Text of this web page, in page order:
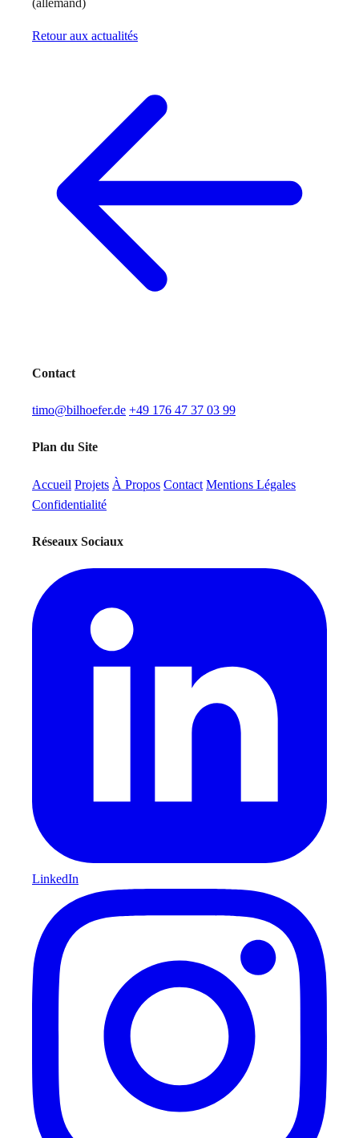
Retour aux actualités
Contact
timo@bilhoefer.de +49 176 47 37 03 99
Plan du Site
Accueil Projets À Propos Contact Mentions Légales
Confidentialité
Réseaux Sociaux
LinkedIn